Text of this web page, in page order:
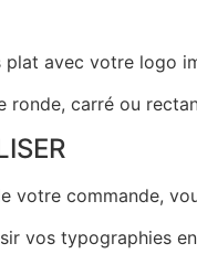
plat avec votre logo
ronde, carré ou
votre commande,
vos typographies